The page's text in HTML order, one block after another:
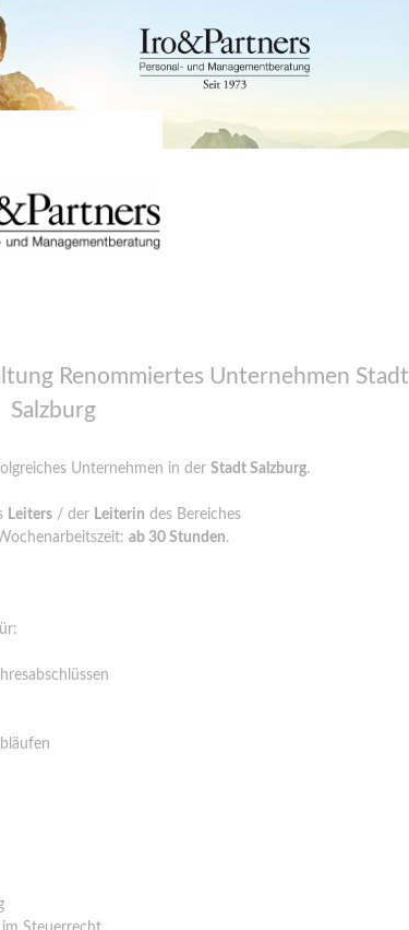
Renommiertes Unternehmen Stadt
Salzburg
Unternehmen in der Stadt Salzburg.
Leiters / der Leiterin des Bereiches
ab 30 Stunden.